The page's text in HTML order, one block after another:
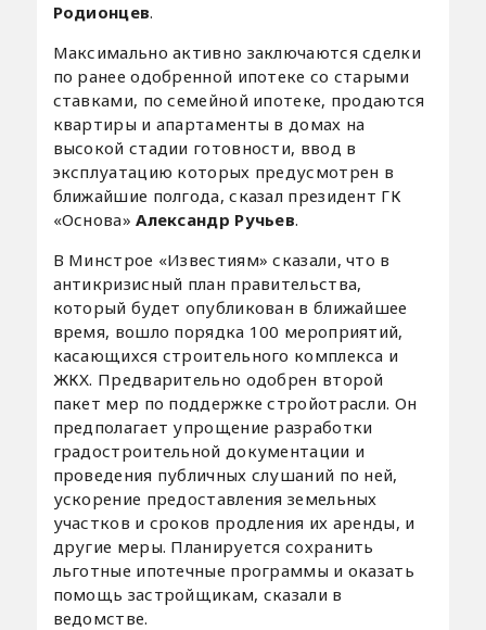
Родионцев.
Максимально активно заключаются сделки
по ранее одобренной ипотеке со старыми
ставками, по семейной ипотеке, продаются
квартиры и апартаменты в домах на
высокой стадии готовности, ввод в
эксплуатацию которых предусмотрен в
ближайшие полгода, сказал президент ГК
«Основа»Александр Ручьев.
В Минстрое «Известиям» сказали, что в
антикризисный план правительства,
который будет опубликован в ближайшее
время, вошло порядка 100 мероприятий,
касающихся строительного комплекса и
ЖКХ. Предварительно одобрен второй
пакет мер по поддержке стройотрасли. Он
предполагает упрощение разработки
градостроительной документации и
проведения публичных слушаний по ней,
ускорение предоставления земельных
участков и сроков продления их аренды, и
другие меры. Планируется сохранить
льготные ипотечные программы и оказать
помощь застройщикам, сказали в
ведомстве.